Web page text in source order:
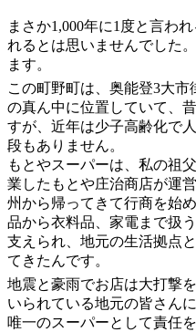
まさか1,000年に1度と言わ
れるとは思いませんでした
ます。
この町野町は、奥能登3大市
の真ん中に位置していて、
すが、近年は少子高齢化で
段もありません。
もとやスーパーは、私の祖
業したもとや庄治商店が運
州から帰ってきて行商を始
品から衣料品、家電まで扱
支えられ、地元の生活拠点
てきたんです。
地震と豪雨でお店は大打撃
いられている地元の皆さん
唯一のスーパーとして責任